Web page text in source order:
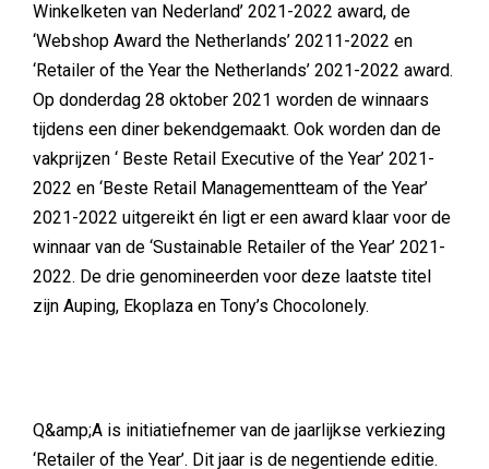
Winkelketen van Nederland’ 2021-2022 award, de
‘Webshop Award the Netherlands’ 20211-2022 en
‘Retailer of the Year the Netherlands’ 2021-2022 award.
Op donderdag 28 oktober 2021 worden de winnaars
tijdens een diner bekendgemaakt. Ook worden dan de
vakprijzen ‘ Beste Retail Executive of the Year’ 2021-
2022 en ‘Beste Retail Managementteam of the Year’
2021-2022 uitgereikt én ligt er een award klaar voor de
winnaar van de ‘Sustainable Retailer of the Year’ 2021-
2022. De drie genomineerden voor deze laatste titel
zijn Auping, Ekoplaza en Tony’s Chocolonely.
Q&amp;A is initiatiefnemer van de jaarlijkse verkiezing
‘Retailer of the Year’. Dit jaar is de negentiende editie.